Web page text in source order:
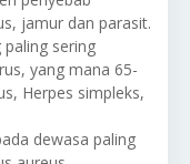
jamur dan parasit.
sering
yang mana 65-
Herpes simpleks,
dewasa paling